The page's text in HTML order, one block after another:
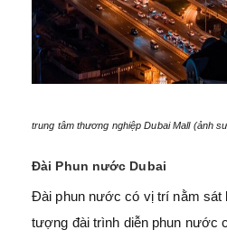
trung tâm thương nghiệp Dubai Mall (ảnh
Đài Phun nước Dubai
Đài phun nước có vị trí nằm sát
tượng đài trình diễn phun nước